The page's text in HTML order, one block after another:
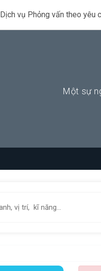
Dịch vụ Phỏng vấn theo yêu
Một sự